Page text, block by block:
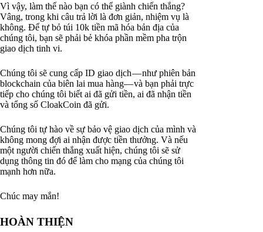
Vì vậy, làm thế nào bạn có thể giành chiến thắng?
Vâng, trong khi câu trả lời là đơn giản, nhiệm vụ là
không. Để tự bỏ túi 10k tiền mã hóa bản địa của
chúng tôi, bạn sẽ phải bẻ khóa phần mềm pha trộn
giao dịch tinh vi.
Chúng tôi sẽ cung cấp ID giao dịch — như phiên bản
blockchain của biên lai mua hàng— và bạn phải trực
tiếp cho chúng tôi biết ai đã gửi tiền, ai đã nhận tiền
và tổng số CloakCoin đã gửi.
Chúng tôi tự hào về sự bảo vệ giao dịch của mình và
không mong đợi ai nhận được tiền thưởng. Và nếu
một người chiến thắng xuất hiện, chúng tôi sẽ sử
dụng thông tin đó để làm cho mạng của chúng tôi
mạnh hơn nữa.
Chúc may mắn!
HOÀN THIỆN